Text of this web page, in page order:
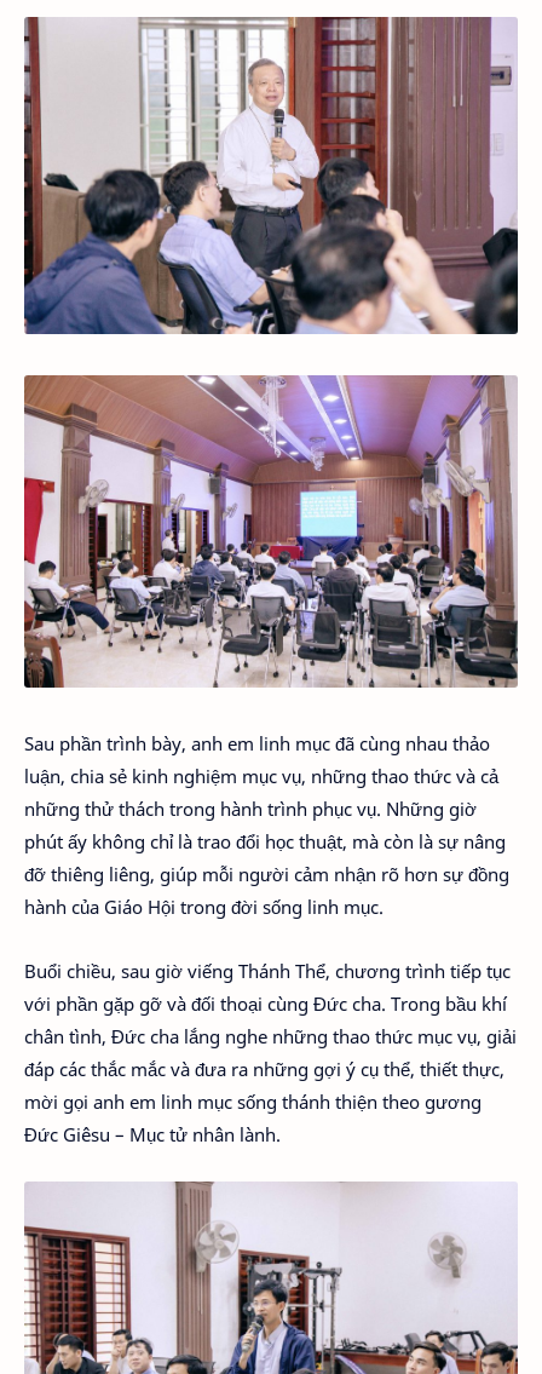
Sau phần trình bày, anh em linh mục đã cùng nhau thảo
luận, chia sẻ kinh nghiệm mục vụ, những thao thức và cả
những thử thách trong hành trình phục vụ. Những giờ
phút ấy không chỉ là trao đổi học thuật, mà còn là sự nâng
đỡ thiêng liêng, giúp mỗi người cảm nhận rõ hơn sự đồng
hành của Giáo Hội trong đời sống linh mục.
Buổi chiều, sau giờ viếng Thánh Thể, chương trình tiếp tục
với phần gặp gỡ và đối thoại cùng Đức cha. Trong bầu khí
chân tình, Đức cha lắng nghe những thao thức mục vụ, giải
đáp các thắc mắc và đưa ra những gợi ý cụ thể, thiết thực,
mời gọi anh em linh mục sống thánh thiện theo gương
Đức Giêsu – Mục tử nhân lành.